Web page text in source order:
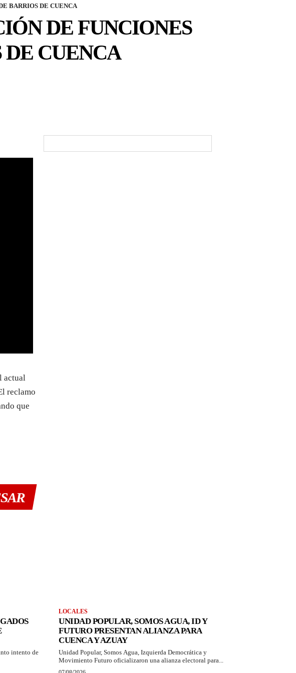
BARRIOS DE CUENCA
DE FUNCIONES
CUENCA
actual
reclamo
que
intento de
LOCALES
UNIDAD POPULAR, SOMOS AGUA, ID Y
FUTURO PRESENTAN ALIANZA PARA
CUENCA Y AZUAY
Unidad Popular, Somos Agua, Izquierda Democrática y
Movimiento Futuro oficializaron una alianza electoral para...